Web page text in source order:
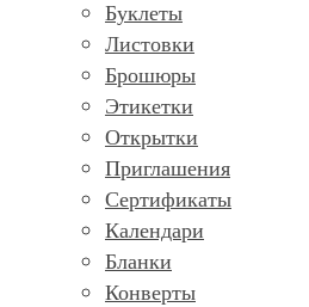
Буклеты
Листовки
Брошюры
Этикетки
Открытки
Приглашения
Сертификаты
Календари
Бланки
Конверты